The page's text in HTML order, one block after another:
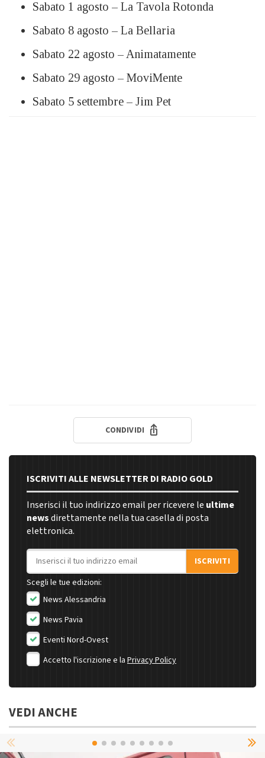
Sabato 1 agosto – La Tavola Rotonda
Sabato 8 agosto – La Bellaria
Sabato 22 agosto – Animatamente
Sabato 29 agosto – MoviMente
Sabato 5 settembre – Jim Pet
CONDIVIDI
ISCRIVITI ALLE NEWSLETTER DI RADIO GOLD
Inserisci il tuo indirizzo email per ricevere le ultime
newsdirettamente nella tua casella di posta
elettronica.
Indirizzo email
ISCRIVITI
Scegli le tue edizioni:
News Alessandria
News Pavia
Eventi Nord-Ovest
Accetto l'iscrizione e la Privacy Policy
VEDI ANCHE